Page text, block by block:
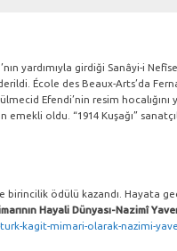
yardımıyla girdiği Sanâyi-i
École des Beaux-Arts’da
Efendi’nin resim hocalığını
oldu. “1914 Kuşağı”
birincilik ödülü kazandı. Hayata
Hayali Dünyası-Nazimî
kagit-mimari-olarak-nazimi-